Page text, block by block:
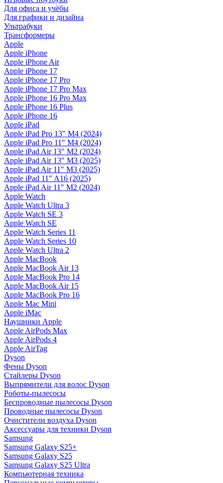
Для офиса и учёбы
Для графики и дизайна
Ультрабуки
Трансформеры
Apple
Apple iPhone
Apple iPhone Air
Apple iPhone 17
Apple iPhone 17 Pro
Apple iPhone 17 Pro Max
Apple iPhone 16 Pro Max
Apple iPhone 16 Plus
Apple iPhone 16
Apple iPad
Apple iPad Pro 13" M4 (2024)
Apple iPad Pro 11" M4 (2024)
Apple iPad Air 13" M2 (2024)
Apple iPad Air 13" M3 (2025)
Apple iPad Air 11" M3 (2025)
Apple iPad 11" A16 (2025)
Apple iPad Air 11" M2 (2024)
Apple Watch
Apple Watch Ultra 3
Apple Watch SE 3
Apple Watch SE
Apple Watch Series 11
Apple Watch Series 10
Apple Watch Ultra 2
Apple MacBook
Apple MacBook Air 13
Apple MacBook Pro 14
Apple MacBook Air 15
Apple MacBook Pro 16
Apple Mac Mini
Apple iMac
Наушники Apple
Apple AirPods Max
Apple AirPods 4
Apple AirTag
Dyson
Фены Dyson
Стайлеры Dyson
Выпрямители для волос Dyson
Роботы-пылесосы
Беспроводные пылесосы Dyson
Проводные пылесосы Dyson
Очистители воздуха Dyson
Аксессуары для техники Dyson
Samsung
Samsung Galaxy S25+
Samsung Galaxy S25
Samsung Galaxy S25 Ultra
Компьютерная техника